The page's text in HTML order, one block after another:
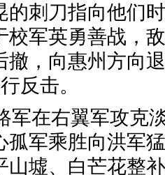
的刺刀指向他们
校军英勇善战，
撤，向惠州方向
反击。
军在右翼军攻克
孤军乘胜向洪军
山墟、白芒花整